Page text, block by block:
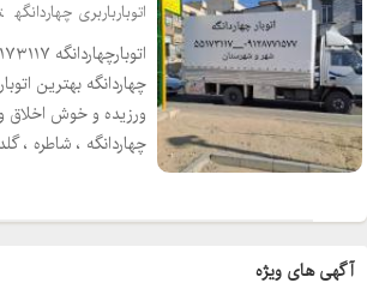
اتوبارباربری چهاردانگه
چهاردانگه بهترین
ورزیده و خوش اخلاق و
چهاردانگه ، شاطره ،
آگهی های ویژه